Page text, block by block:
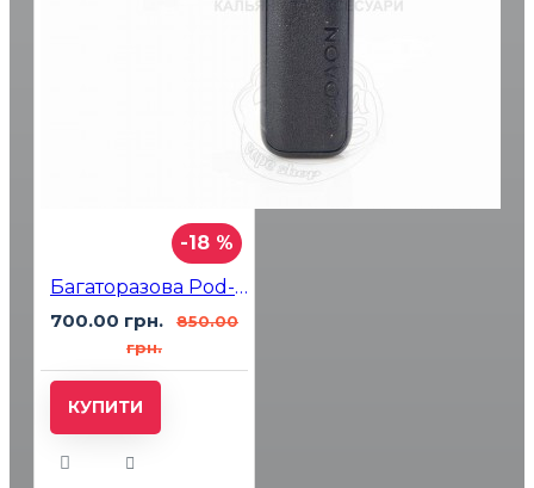
-18 %
Багаторазова Pod-система Smok Novo Pro Matte Black
700.00 грн.
850.00
грн.
КУПИТИ